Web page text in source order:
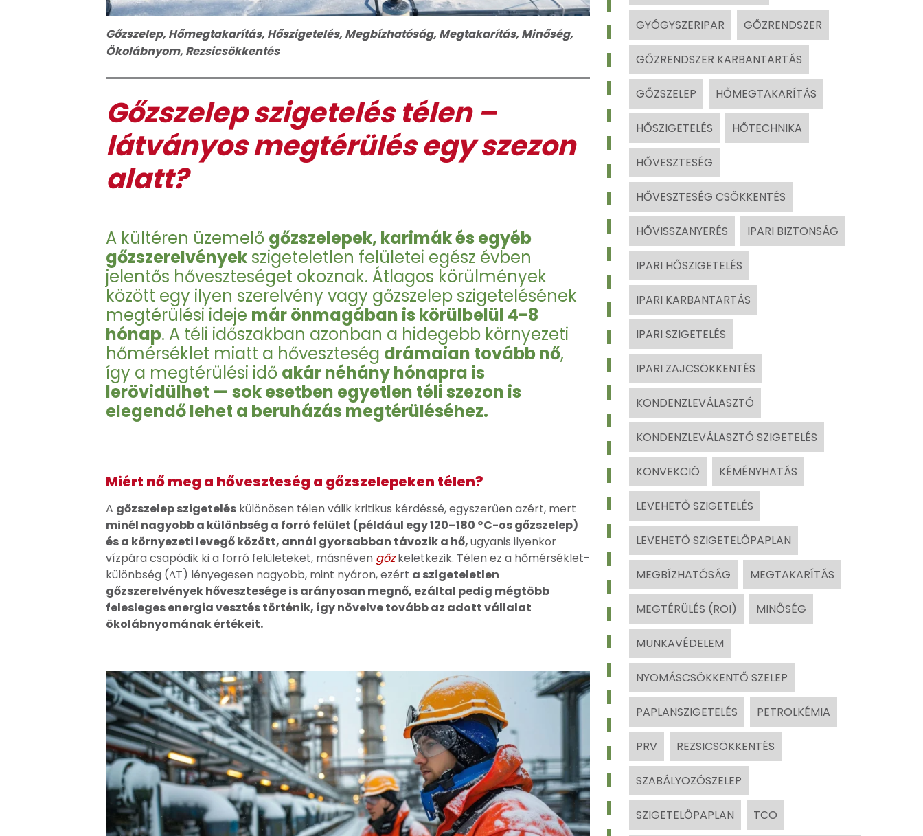
Gőzszelep,Hőmegtakarítás,Hőszigetelés,Megbízhatóság,Megtakarítás,Minőség,
Ökolábnyom,Rezsicsökkentés
Gőzszelep szigetelés télen –
látványos megtérülés egy szezon
alatt?
A kültéren üzemelő gőzszelepek, karimák és egyéb
gőzszerelvények szigeteletlen felületei egész évben
jelentős hőveszteséget okoznak. Átlagos körülmények
között egy ilyen szerelvény vagy gőzszelep szigetelésének
megtérülési ideje már önmagában is körülbelül 4-8
hónap. A téli időszakban azonban a hidegebb környezeti
hőmérséklet miatt a hőveszteség drámaian tovább nő,
így a megtérülési idő akár néhány hónapra is
lerövidülhet — sok esetben egyetlen téli szezon is
elegendő lehet a beruházás megtérüléséhez.
Miért nő meg a hőveszteség a gőzszelepeken télen?
A gőzszelep szigetelés különösen télen válik kritikus kérdéssé, egyszerűen azért, mert
minél nagyobb a különbség a forró felület (például egy 120–180 °C-os gőzszelep)
és a környezeti levegő között, annál gyorsabban távozik a hő,ugyanis ilyenkor
vízpára csapódik ki a forró felületeket, másnéven gőzkeletkezik. Télen ez a hőmérséklet-
különbség (ΔT) lényegesen nagyobb, mint nyáron, ezért a szigeteletlen
gőzszerelvények hővesztesége is arányosan megnő, ezáltal pedig mégtöbb
felesleges energia vesztés történik, így növelve tovább az adott vállalat
ökolábnyomának értékeit.
GYÓGYSZERIPAR GŐZRENDSZER
GŐZRENDSZER KARBANTARTÁS
GŐZSZELEP HŐMEGTAKARÍTÁS
HŐSZIGETELÉS HŐTECHNIKA
HŐVESZTESÉG
HŐVESZTESÉG CSÖKKENTÉS
HŐVISSZANYERÉS IPARI BIZTONSÁG
IPARI HŐSZIGETELÉS
IPARI KARBANTARTÁS
IPARI SZIGETELÉS
IPARI ZAJCSÖKKENTÉS
KONDENZLEVÁLASZTÓ
KONDENZLEVÁLASZTÓ SZIGETELÉS
KONVEKCIÓ KÉMÉNYHATÁS
LEVEHETŐ SZIGETELÉS
LEVEHETŐ SZIGETELŐPAPLAN
MEGBÍZHATÓSÁG MEGTAKARÍTÁS
MEGTÉRÜLÉS (ROI) MINŐSÉG
MUNKAVÉDELEM
NYOMÁSCSÖKKENTŐ SZELEP
PAPLANSZIGETELÉS PETROLKÉMIA
PRV REZSICSÖKKENTÉS
SZABÁLYOZÓSZELEP
SZIGETELŐPAPLAN TCO